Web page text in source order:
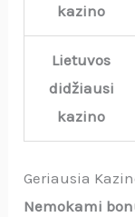
kazino
Lietuvos
didžiausi
kazino
Geriausia
Nemokami